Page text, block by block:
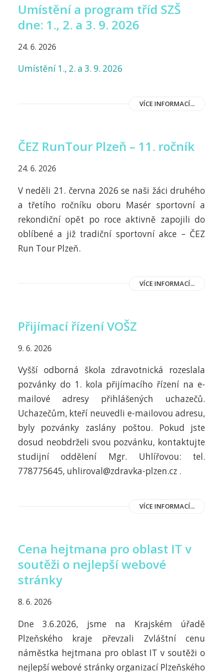
Umístění a program tříd SZŠ
dne: 1., 2. a 3. 9. 2026
24. 6. 2026
Umístění 1., 2. a 3. 9. 2026
VÍCE INFORMACÍ...
ČEZ RunTour Plzeň – 11. ročník
24. 6. 2026
V neděli 21. června 2026 se naši žáci druhého
a třetího ročníku oboru Masér sportovní a
rekondiční opět po roce aktivně zapojili do
oblíbené a již tradiční sportovní akce – ČEZ
Run Tour Plzeň.
VÍCE INFORMACÍ...
Přijímací řízení VOŠZ
9. 6. 2026
Vyšší odborná škola zdravotnická rozeslala
pozvánky do 1. kola přijímacího řízení na e-
mailové adresy přihlášených uchazečů.
Uchazečům, kteří neuvedli e-mailovou adresu,
byly pozvánky zaslány poštou. Pokud jste
dosud neobdrželi svou pozvánku, kontaktujte
studijní oddělení Mgr. Uhlířovou: tel.
778775645, uhliroval@zdravka-plzen.cz .
VÍCE INFORMACÍ...
Cena hejtmana pro oblast IT v
soutěži o nejlepší webové
stránky
8. 6. 2026
Dne 3.6.2026, jsme na Krajském úřadě
Plzeňského kraje převzali Zvláštní cenu
náměstka hejtmana pro oblast IT v soutěži o
nejlepší webové stránky organizací Plzeňského